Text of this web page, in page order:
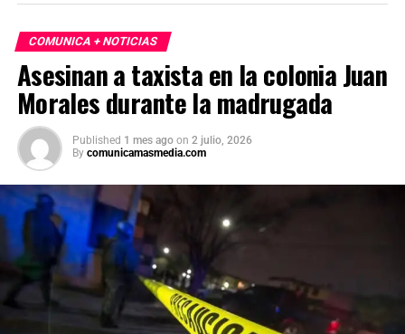
madrugada. Personal de la Fiscalía y del Servicio Médico
Forense realizó el levantamiento del cuerpo e inició la
carpeta de investigación correspondiente para esclarecer
este homicidio.
COMUNICA + NOTICIAS
Asesinan a taxista en la colonia Juan
Morales durante la madrugada
Published 1 mes ago on 2 julio, 2026
By comunicamasmedia.com